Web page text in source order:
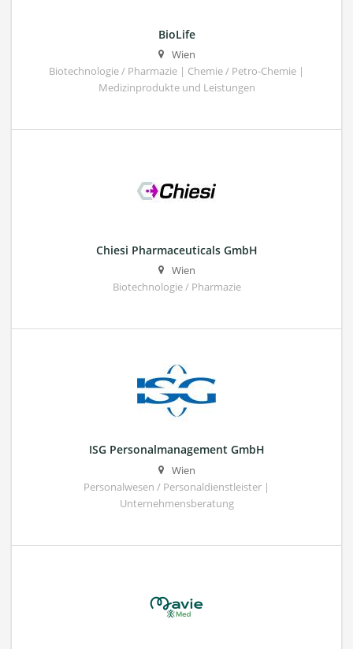
BioLife
Wien
Biotechnologie / Pharmazie | Chemie / Petro-Chemie |
Medizinprodukte und Leistungen
Chiesi Pharmaceuticals GmbH
Wien
Biotechnologie / Pharmazie
ISG Personalmanagement GmbH
Wien
Personalwesen / Personaldienstleister |
Unternehmensberatung